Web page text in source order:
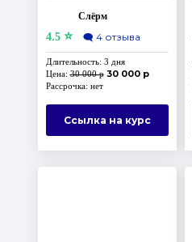
Слёрм
4.5⭐ 🗨️ 4 отзыва
Длительность: 3 дня
Цена:30 000 р 30 000 р
Рассрочка: нет
Ссылка на курс